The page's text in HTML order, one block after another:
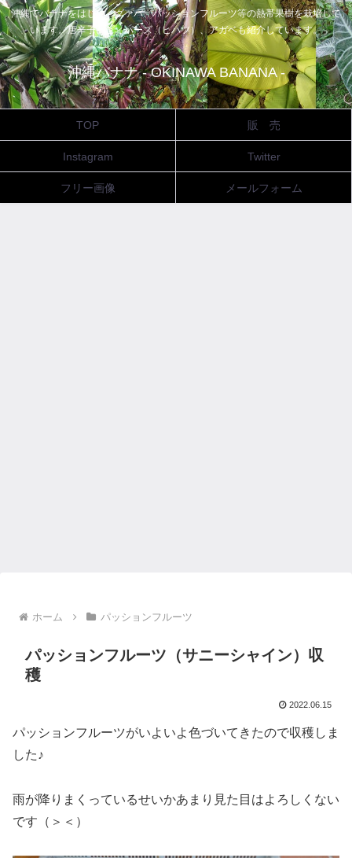
沖縄でバナナをはじめ、グァバ、パッションフルーツ等の熱帯果樹を栽培して
います。唐辛子、ピィパーズ（ヒハツ）、アガベも紹介しています。
沖縄バナナ - OKINAWA BANANA -
TOP 販 売
Instagram Twitter
フリー画像 メールフォーム
ホーム パッションフルーツ
パッションフルーツ（サニーシャイン）収
穫
2022.06.15
パッションフルーツがいよいよ色づいてきたので収穫しま
した♪
雨が降りまくっているせいかあまり見た目はよろしくない
です（＞＜）